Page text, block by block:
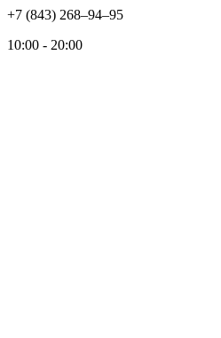
+7 (843) 268‒94‒95
10:00 - 20:00